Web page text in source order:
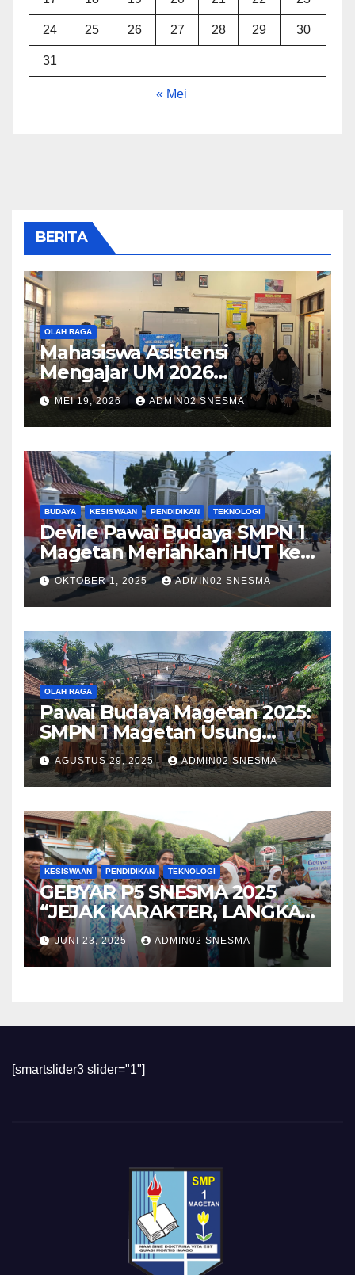
24 25 26 27 28 29 30
31
« Mei
BERITA
OLAH RAGA
Mahasiswa Asistensi
Mengajar UM 2026
Menggelar Workshop
Bersama Kru Majalah SMP
Negeri 1 Magetan
MEI 19, 2026 ADMIN02 SNESMA
BUDAYA KESISWAAN PENDIDIKAN TEKNOLOGI
Devile Pawai Budaya SMPN 1
Magetan Meriahkan HUT ke-
79 dengan Tema Harmony in
Diversity
OKTOBER 1, 2025 ADMIN02 SNESMA
OLAH RAGA
Pawai Budaya Magetan 2025:
SMPN 1 Magetan Usung
Tema “Magetan Bambu
Kreatif Inovasi Heritage”
AGUSTUS 29, 2025 ADMIN02 SNESMA
KESISWAAN PENDIDIKAN TEKNOLOGI
GEBYAR P5 SNESMA 2025
“JEJAK KARAKTER, LANGKAH
MASA DEPAN”
JUNI 23, 2025 ADMIN02 SNESMA
[smartslider3 slider="1"]